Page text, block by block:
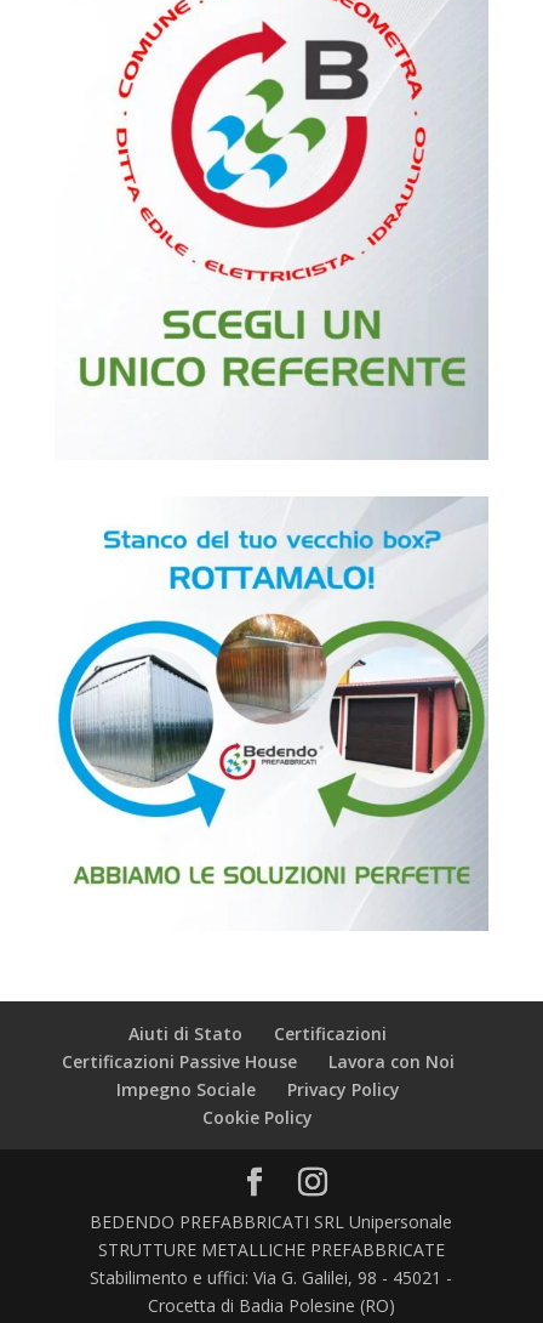
Aiuti di Stato
Certificazioni
Certificazioni Passive House
Lavora con Noi
Impegno Sociale
Privacy Policy
Cookie Policy
BEDENDO PREFABBRICATI SRL Unipersonale
STRUTTURE METALLICHE PREFABBRICATE
Stabilimento e uffici: Via G. Galilei, 98 - 45021 -
Crocetta di Badia Polesine (RO)